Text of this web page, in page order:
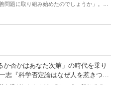
問題に取り組み始めたのでしょうか」。
か否かはあなた次第」の時代を乗り